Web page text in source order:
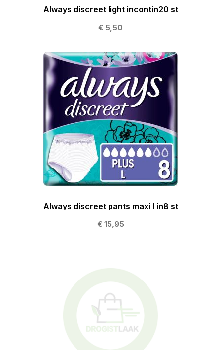
Always discreet light incontin20 st
€ 5,50
Always discreet pants maxi l in8 st
€ 15,95